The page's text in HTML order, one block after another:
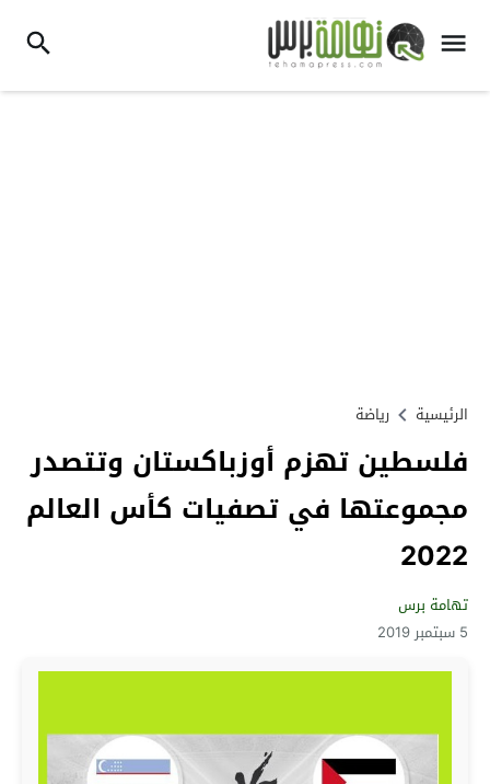
الرئيسية رياضة
فلسطين تهزم أوزباكستان وتتصدر
مجموعتها في تصفيات كأس العالم
2022
تهامة برس
5 سبتمبر 2019